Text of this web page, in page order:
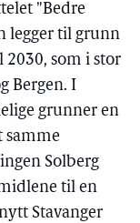
"Bedre
legger til grunn
som i stor
Bergen. I
grunner en
samme
Solberg
til en
Stavanger